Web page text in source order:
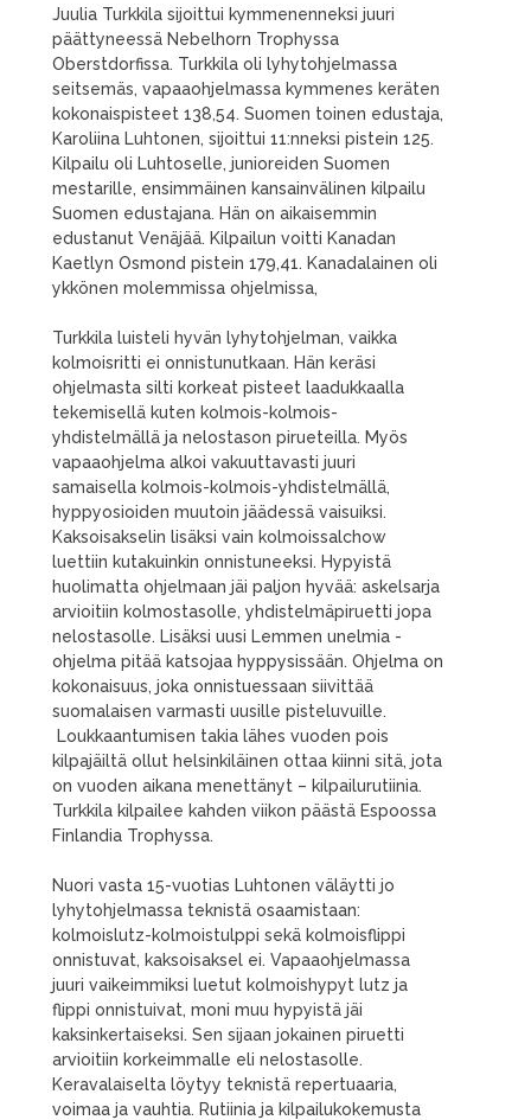
Juulia Turkkila sijoittui kymmenenneksi juuri
päättyneessä Nebelhorn Trophyssa
Oberstdorfissa. Turkkila oli lyhytohjelmassa
seitsemäs, vapaaohjelmassa kymmenes keräten
kokonaispisteet 138,54. Suomen toinen edustaja,
Karoliina Luhtonen, sijoittui 11:nneksi pistein 125.
Kilpailu oli Luhtoselle, junioreiden Suomen
mestarille, ensimmäinen kansainvälinen kilpailu
Suomen edustajana. Hän on aikaisemmin
edustanut Venäjää. Kilpailun voitti Kanadan
Kaetlyn Osmond pistein 179,41. Kanadalainen oli
ykkönen molemmissa ohjelmissa,
Turkkila luisteli hyvän lyhytohjelman, vaikka
kolmoisritti ei onnistunutkaan. Hän keräsi
ohjelmasta silti korkeat pisteet laadukkaalla
tekemisellä kuten kolmois-kolmois-
yhdistelmällä ja nelostason pirueteilla. Myös
vapaaohjelma alkoi vakuuttavasti juuri
samaisella kolmois-kolmois-yhdistelmällä,
hyppyosioiden muutoin jäädessä vaisuiksi.
Kaksoisakselin lisäksi vain kolmoissalchow
luettiin kutakuinkin onnistuneeksi. Hypyistä
huolimatta ohjelmaan jäi paljon hyvää: askelsarja
arvioitiin kolmostasolle, yhdistelmäpiruetti jopa
nelostasolle. Lisäksi uusi Lemmen unelmia -
ohjelma pitää katsojaa hyppysissään. Ohjelma on
kokonaisuus, joka onnistuessaan siivittää
suomalaisen varmasti uusille pisteluvuille.
Loukkaantumisen takia lähes vuoden pois
kilpajäiltä ollut helsinkiläinen ottaa kiinni sitä, jota
on vuoden aikana menettänyt – kilpailurutiinia.
Turkkila kilpailee kahden viikon päästä Espoossa
Finlandia Trophyssa.
Nuori vasta 15-vuotias Luhtonen väläytti jo
lyhytohjelmassa teknistä osaamistaan:
kolmoislutz-kolmoistulppi sekä kolmoisflippi
onnistuvat, kaksoisaksel ei. Vapaaohjelmassa
juuri vaikeimmiksi luetut kolmoishypyt lutz ja
flippi onnistuivat, moni muu hypyistä jäi
kaksinkertaiseksi. Sen sijaan jokainen piruetti
arvioitiin korkeimmalle eli nelostasolle.
Keravalaiselta löytyy teknistä repertuaaria,
voimaa ja vauhtia. Rutiinia ja kilpailukokemusta